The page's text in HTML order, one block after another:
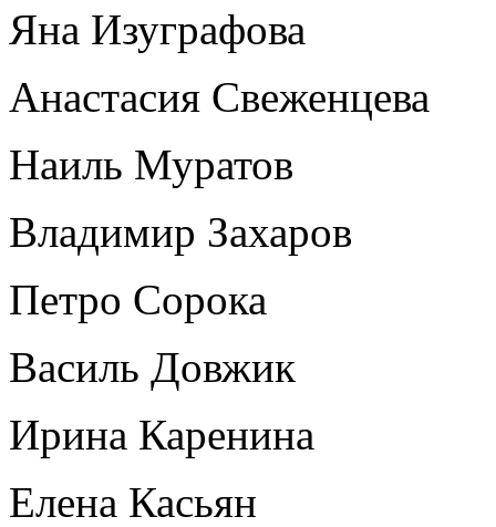
Яна Изуграфова
Анастасия Свеженцева
Наиль Муратов
Владимир Захаров
Петро Сорока
Василь Довжик
Ирина Каренина
Елена Касьян